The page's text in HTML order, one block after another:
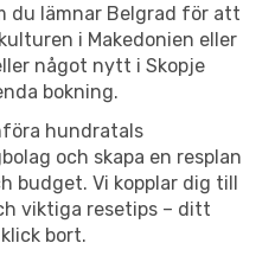
du lämnar Belgrad för att
i Makedonien eller
något nytt i Skopje
bokning.
hundratals
och skapa en resplan
budget. Vi kopplar dig till
viktiga resetips – ditt
bort.